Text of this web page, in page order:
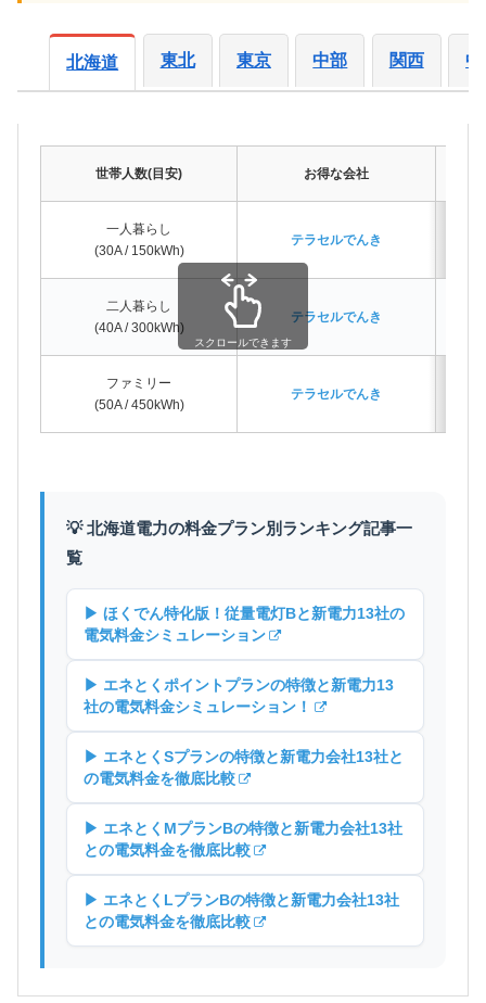
北海道 東北 東京 中部 関西 中
世帯人数(目安) お得な会社
一人暮らし
(30A / 150kWh)
テラセルでんき
二人暮らし
(40A / 300kWh)
テラセルでんき
ファミリー
(50A / 450kWh)
テラセルでんき
スクロールできます
💡 北海道電力の料金プラン別ランキング記事一
覧
▶ ほくでん特化版！従量電灯Bと新電力13社の
電気料金シミュレーション
▶ エネとくポイントプランの特徴と新電力13
社の電気料金シミュレーション！
▶ エネとくSプランの特徴と新電力会社13社と
の電気料金を徹底比較
▶ エネとくMプランBの特徴と新電力会社13社
との電気料金を徹底比較
▶ エネとくLプランBの特徴と新電力会社13社
との電気料金を徹底比較